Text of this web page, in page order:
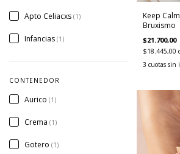
Apto Celiacxs (1)
Infancias (1)
CONTENEDOR
Aurico (1)
Crema (1)
Gotero (1)
Keep
Bruxismo
$21.700,00
$18.445,00
3 cuotas sin